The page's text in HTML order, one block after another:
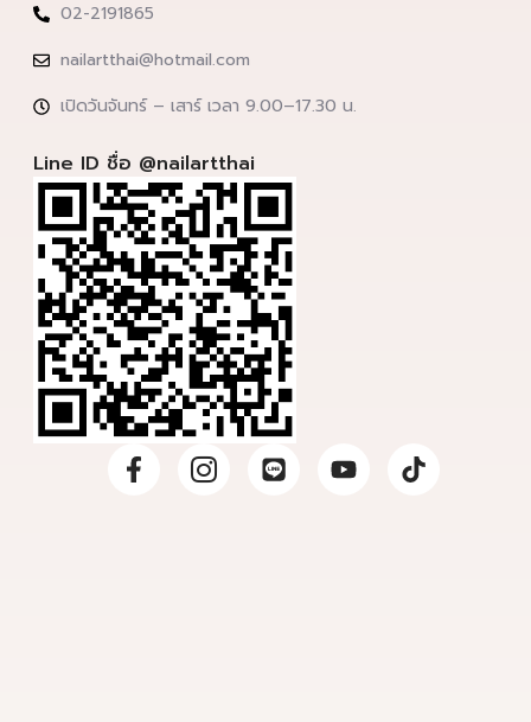
02-2191865
nailartthai@hotmail.com
เปิดวันจันทร์ – เสาร์ เวลา 9.00–17.30 น.
Line ID ชื่อ @nailartthai